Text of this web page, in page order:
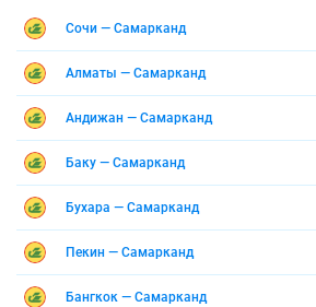
Сочи — Самарканд
Алматы — Самарканд
Андижан — Самарканд
Баку — Самарканд
Бухара — Самарканд
Пекин — Самарканд
Бангкок — Самарканд